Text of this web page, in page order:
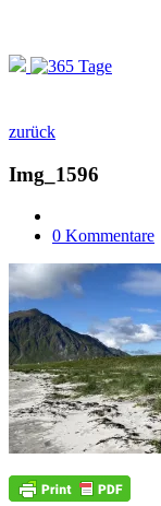
zurück
Img_1596
0 Kommentare